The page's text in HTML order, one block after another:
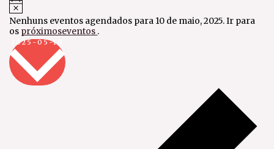
Nenhuns eventos agendados para 10 de maio, 2025. Ir para
os próximoseventos .
2025-05-10
data.